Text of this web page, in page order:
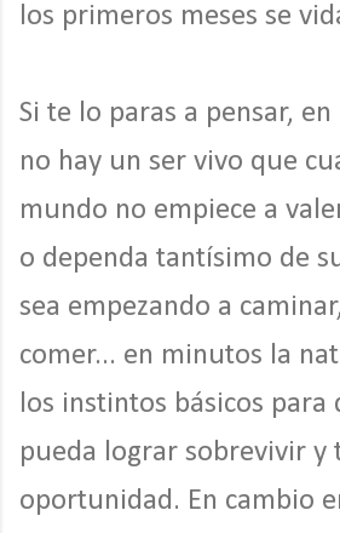
los primeros meses se
Si te lo paras a pensar,
no hay un ser vivo que
mundo no empiece a
o dependa tantísimo de
sea empezando a
comer... en minutos la
los instintos básicos para
pueda lograr sobrevivir y
oportunidad. En cambio